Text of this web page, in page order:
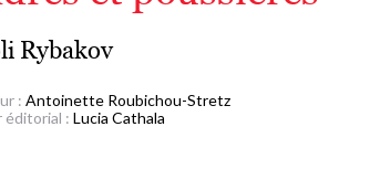
Rybakov
: Antoinette Roubichou-Stretz
éditorial : Lucia Cathala